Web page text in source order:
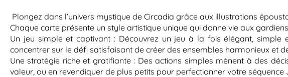
Plongez dans l’univers mystique de Circadia grâce aux illustrations
Chaque carte présente un style artistique unique qui donne vie aux
Un jeu simple et captivant : Découvrez un jeu à la fois élégant,
concentrer sur le défi satisfaisant de créer des ensembles harmonieux et
Une stratégie riche et gratifiante : Des actions simples mènent à des
valeur, ou en revendiquer de plus petits pour perfectionner votre